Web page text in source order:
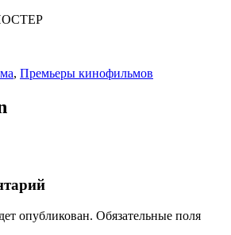
, Премьеры кинофильмов
опубликован. Обязательные поля